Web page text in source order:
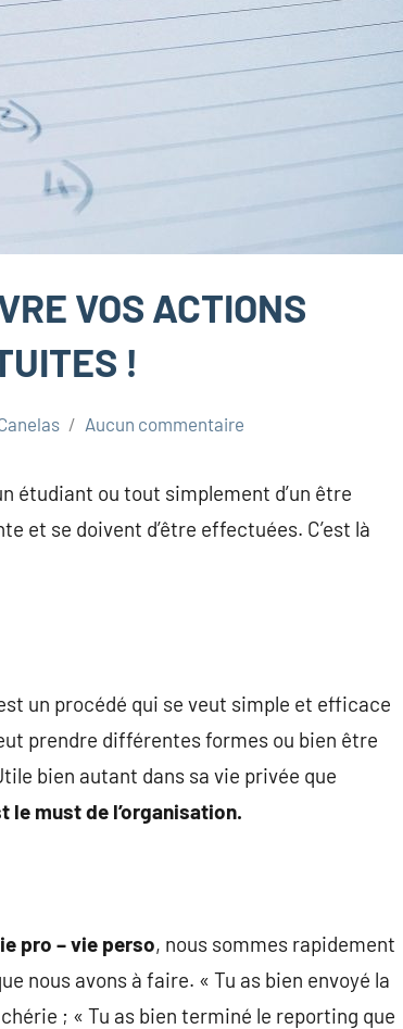
VOS ACTIONS
!
Aucun commentaire
étudiant ou tout simplement d’un être
et se doivent d’être effectuées. C’est là
un procédé qui se veut simple et efficace
prendre différentes formes ou bien être
bien autant dans sa vie privée que
le must de l’organisation.
pro – vie perso, nous sommes rapidement
nous avons à faire. « Tu as bien envoyé la
; « Tu as bien terminé le reporting que